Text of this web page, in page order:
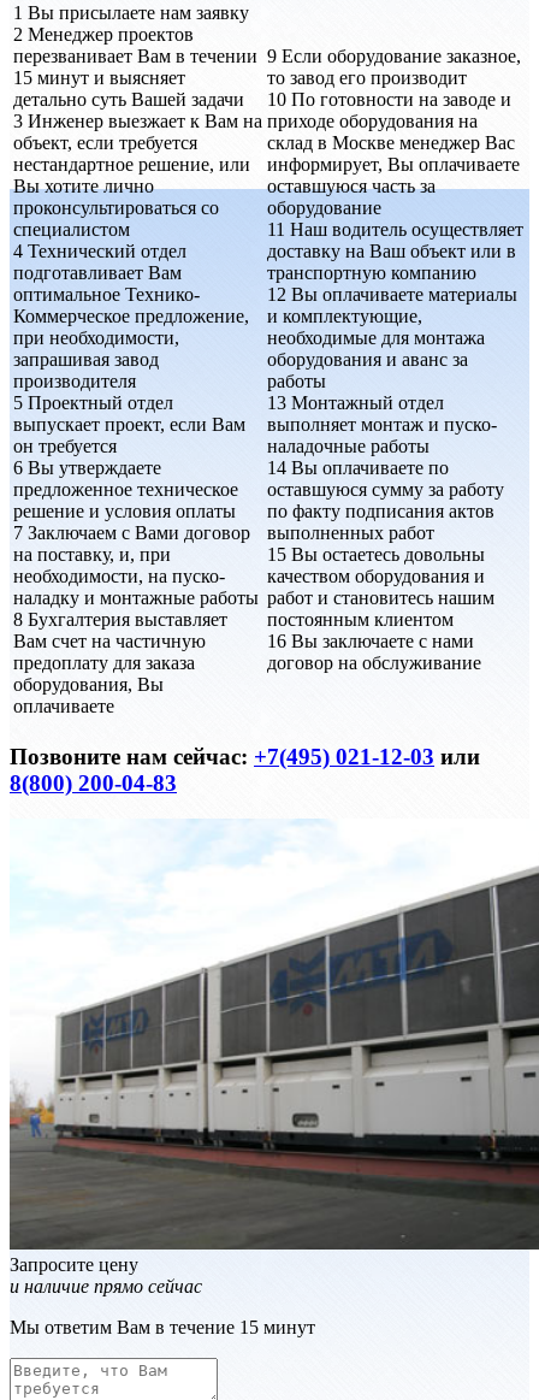
1 Вы присылаете нам заявку
2 Менеджер проектов
перезванивает Вам в течении
15 минут и выясняет
детально суть Вашей задачи
3 Инженер выезжает к Вам на
объект, если требуется
нестандартное решение, или
Вы хотите лично
проконсультироваться со
специалистом
4 Технический отдел
подготавливает Вам
оптимальное Технико-
Коммерческое предложение,
при необходимости,
запрашивая завод
производителя
5 Проектный отдел
выпускает проект, если Вам
он требуется
6 Вы утверждаете
предложенное техническое
решение и условия оплаты
7 Заключаем с Вами договор
на поставку, и, при
необходимости, на пуско-
наладку и монтажные работы
8 Бухгалтерия выставляет
Вам счет на частичную
предоплату для заказа
оборудования, Вы
оплачиваете
9 Если оборудование заказное,
то завод его производит
10 По готовности на заводе и
приходе оборудования на
склад в Москве менеджер Вас
информирует, Вы оплачиваете
оставшуюся часть за
оборудование
11 Наш водитель осуществляет
доставку на Ваш объект или в
транспортную компанию
12 Вы оплачиваете материалы
и комплектующие,
необходимые для монтажа
оборудования и аванс за
работы
13 Монтажный отдел
выполняет монтаж и пуско-
наладочные работы
14 Вы оплачиваете по
оставшуюся сумму за работу
по факту подписания актов
выполненных работ
15 Вы остаетесь довольны
качеством оборудования и
работ и становитесь нашим
постоянным клиентом
16 Вы заключаете с нами
договор на обслуживание
Позвоните нам сейчас: +7(495) 021-12-03 или
8(800) 200-04-83
Запросите цену
и наличие прямо сейчас
Мы ответим Вам в течение 15 минут